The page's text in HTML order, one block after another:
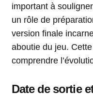
important à
un rôle de
version finale
aboutie du jeu.
comprendre
Date de sortie